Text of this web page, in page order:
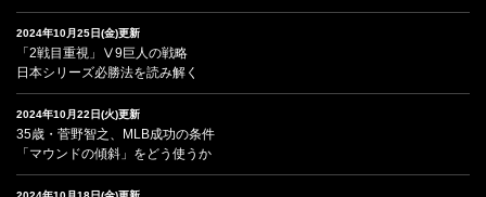
2024年10月25日(金)更新
「2戦目重視」Ⅴ9巨人の戦略
日本シリーズ必勝法を読み解く
2024年10月22日(火)更新
35歳・菅野智之、MLB成功の条件
「マウンドの傾斜」をどう使うか